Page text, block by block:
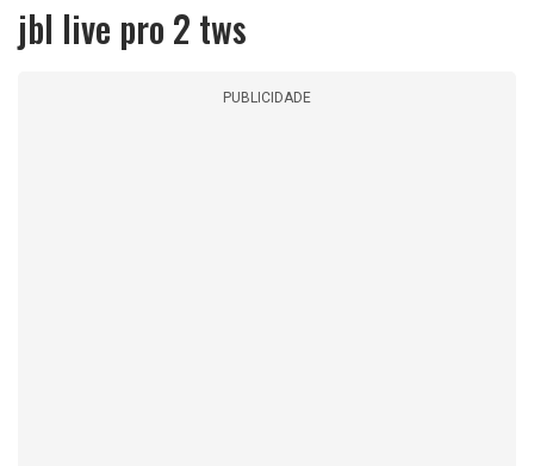
jbl live pro 2 tws
PUBLICIDADE